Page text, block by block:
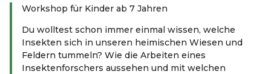
Workshop für Kinder ab 7 Jahren
Du wolltest schon immer einmal wissen, welche
Insekten sich in unseren heimischen Wiesen und
Feldern tummeln? Wie die Arbeiten eines
Insektenforschers aussehen und mit welchen